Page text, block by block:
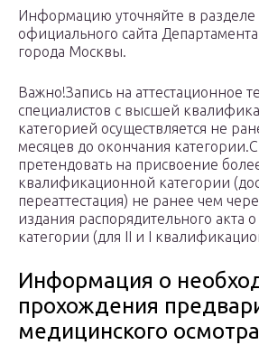
Информацию уточняйте в разделе
официального сайта
города Москвы.
Важно!Запись на аттестационное
специалистов с высшей
категорией осуществляется не
месяцев до окончания
претендовать на присвоение
квалификационной категории
переаттестация) не ранее чем
издания распорядительного акта
категории (для II и I
Информация о
прохождения
медицинского осмотра